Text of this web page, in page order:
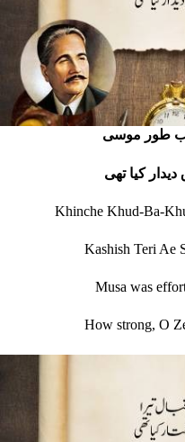
طور موسی
کيا تھی
Khinche Khud-Ba-
Kashish Teri Ae
Musa was
How strong, O